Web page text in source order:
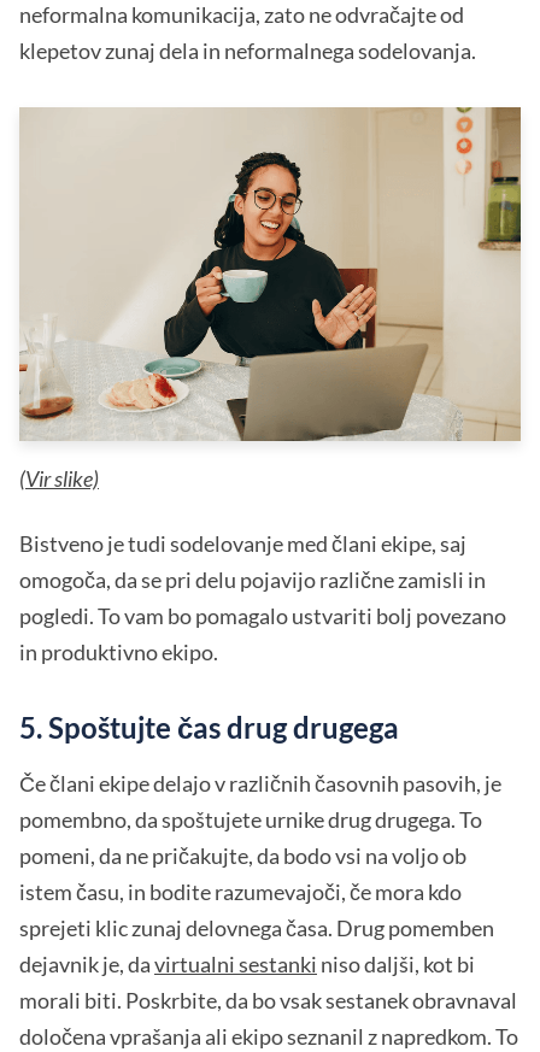
neformalna komunikacija, zato ne odvračajte od
klepetov zunaj dela in neformalnega sodelovanja.
(Vir slike)
Bistveno je tudi sodelovanje med člani ekipe, saj
omogoča, da se pri delu pojavijo različne zamisli in
pogledi. To vam bo pomagalo ustvariti bolj povezano
in produktivno ekipo.
5. Spoštujte čas drug drugega
Če člani ekipe delajo v različnih časovnih pasovih, je
pomembno, da spoštujete urnike drug drugega. To
pomeni, da ne pričakujte, da bodo vsi na voljo ob
istem času, in bodite razumevajoči, če mora kdo
sprejeti klic zunaj delovnega časa. Drug pomemben
dejavnik je, davirtualni sestanki niso daljši, kot bi
morali biti. Poskrbite, da bo vsak sestanek obravnaval
določena vprašanja ali ekipo seznanil z napredkom. To